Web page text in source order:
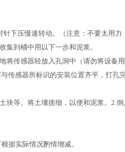
下压慢速转动。（注意：不要太用
集到桶中用以下一步和泥浆。
将传感器轻放入孔洞中（请勿将设备
传感器所标识的安装位置齐平，打孔
块等。将土壤搓细，以便和泥浆。2.
据实际情况酌情增减。